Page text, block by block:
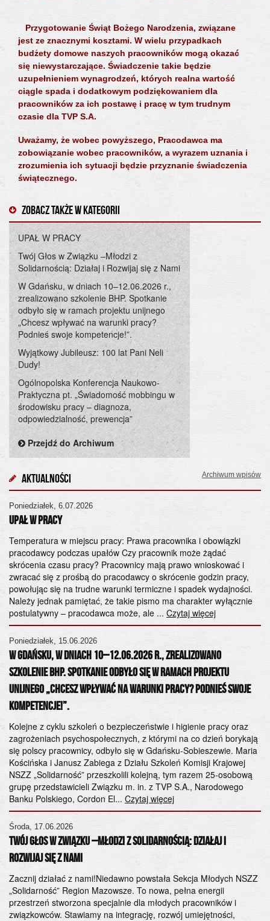
Przygotowanie Świąt Bożego Narodzenia, związane
jest ze znacznymi kosztami. W wielu przypadkach
budżety domowe naszych pracowników mogą okazać
się niewystarczające. Świadczenie takie będzie
uzupełnieniem wynagrodzeń, których realna wartość
ciągle spada i dodatkowym podziękowaniem dla
pracowników za ich postawę i pracę w tym trudnym
czasie dla TVP S.A.
Uważamy, że wobec powyższego, Pracodawca ma
zobowiązanie wobec pracowników, a wyrazem uznania i
zrozumienia ich sytuacji będzie przyznanie świadczenia
świątecznego.
Zobacz także w kategorii
UPAŁ W PRACY
Twój Głos w Związku –Młodzi z
Solidarnością: Działaj i Rozwijaj się z Nami
W Gdańsku, w dniach 10–12.06.2026 r.,
zrealizowano szkolenie BHP. Spotkanie
odbyło się w ramach projektu unijnego
„Chcesz wpływać na warunki pracy?
Podnieś swoje kompetencje!”.
Wyjątkowy Jubileusz: 100 lat Pani Neli
Dudy!
Ogólnopolska Konferencja Naukowo-
Praktyczna pt. „Świadomość mobbingu w
środowisku pracy – diagnoza,
odpowiedzialność, prewencja”
Przejdź do Archiwum
Aktualności Archiwum wpisów
Poniedziałek, 6.07.2026
UPAŁ W PRACY
Temperatura w miejscu pracy: Prawa pracownika i obowiązki
pracodawcy podczas upałów Czy pracownik może żądać
skrócenia czasu pracy? Pracownicy mają prawo wnioskować i
zwracać się z prośbą do pracodawcy o skrócenie godzin pracy,
powołując się na trudne warunki termiczne i spadek wydajności.
Należy jednak pamiętać, że takie pismo ma charakter wyłącznie
postulatywny – pracodawca może, ale ... Czytaj więcej
Poniedziałek, 15.06.2026
W Gdańsku, w dniach 10–12.06.2026 r., zrealizowano
szkolenie BHP. Spotkanie odbyło się w ramach projektu
unijnego „Chcesz wpływać na warunki pracy? Podnieś swoje
kompetencje!”.
Kolejne z cyklu szkoleń o bezpieczeństwie i higienie pracy oraz
zagrożeniach psychospołecznych, z którymi na co dzień borykają
się polscy pracownicy, odbyło się w Gdańsku-Sobieszewie. Maria
Kościńska i Janusz Zabiega z Działu Szkoleń Komisji Krajowej
NSZZ „Solidarność” przeszkolili kolejną, tym razem 25-osobową
grupę przedstawicieli Związku m. in. z TVP S.A., Narodowego
Banku Polskiego, Cordon El... Czytaj więcej
Środa, 17.06.2026
Twój Głos w Związku –Młodzi z Solidarnością: Działaj i
Rozwijaj się z Nami
Zacznij działać z nami!Niedawno powstała Sekcja Młodych NSZZ
„Solidarność” Region Mazowsze. To nowa, pełna energii
przestrzeń stworzona specjalnie dla młodych pracowników i
związkowców. Stawiamy na integrację, rozwój umiejętności,